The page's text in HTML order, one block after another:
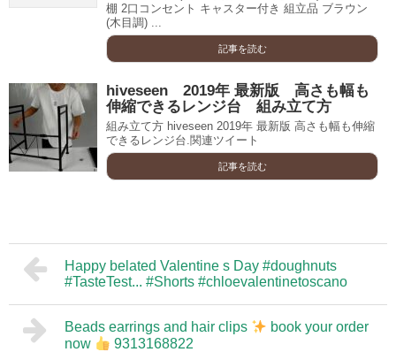
棚 2口コンセント キャスター付き 組立品 ブラウン
(木目調) ...
記事を読む
hiveseen 2019年 最新版 高さも幅も
伸縮できるレンジ台 組み立て方
組み立て方 hiveseen 2019年 最新版 高さも幅も伸縮
できるレンジ台.関連ツイート
記事を読む
Happy belated Valentine s Day #doughnuts
#TasteTest... #Shorts #chloevalentinetoscano
Beads earrings and hair clips
book your order
now
9313168822